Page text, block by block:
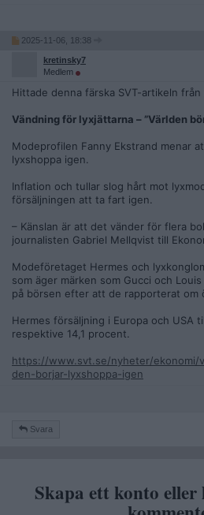
2025-11-06, 18:38
kretinsky7
Medlem
Hittade denna färska SVT-artikeln från
Vändning för lyxjättarna – ”Världen
Modeprofilen Fanny Ekstrand menar
lyxshoppa igen.
Inflation och tullar slog hårt mot
försäljningen att ta fart igen.
– Känslan är att det vänder för flera
journalisten Gabriel Mellqvist till
Modeföretaget Hermes och
som äger märken som Gucci och
på börsen efter att de rapporterat om
Hermes försäljning i Europa och USA
respektive 14,1 procent.
https://www.svt.se/nyheter/ekonomi/
den-borjar-lyxshoppa-igen
Svara
Skapa ett konto